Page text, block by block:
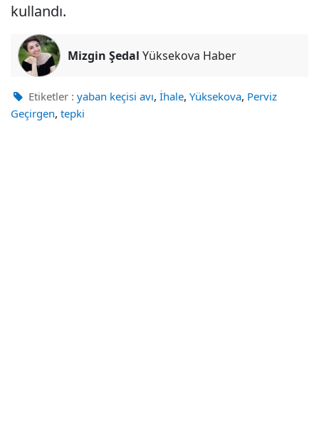
kullandı.
Mizgin Şedal Yüksekova Haber
Etiketler : yaban keçisi avı, İhale, Yüksekova, Perviz
Geçirgen, tepki